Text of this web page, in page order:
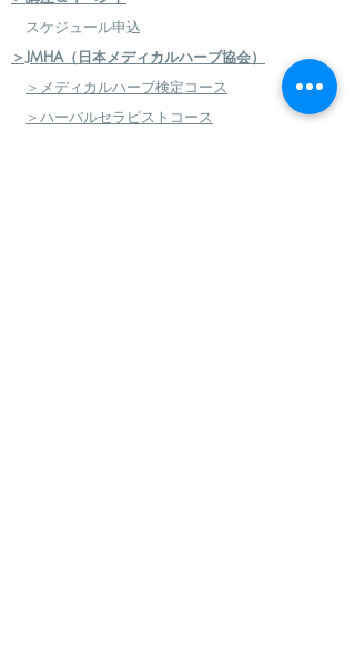
スケジュール申込
＞JMHA（日本メディカルハーブ協会）
＞メディカルハーブ検定コース
＞ハーバルセラピストコース